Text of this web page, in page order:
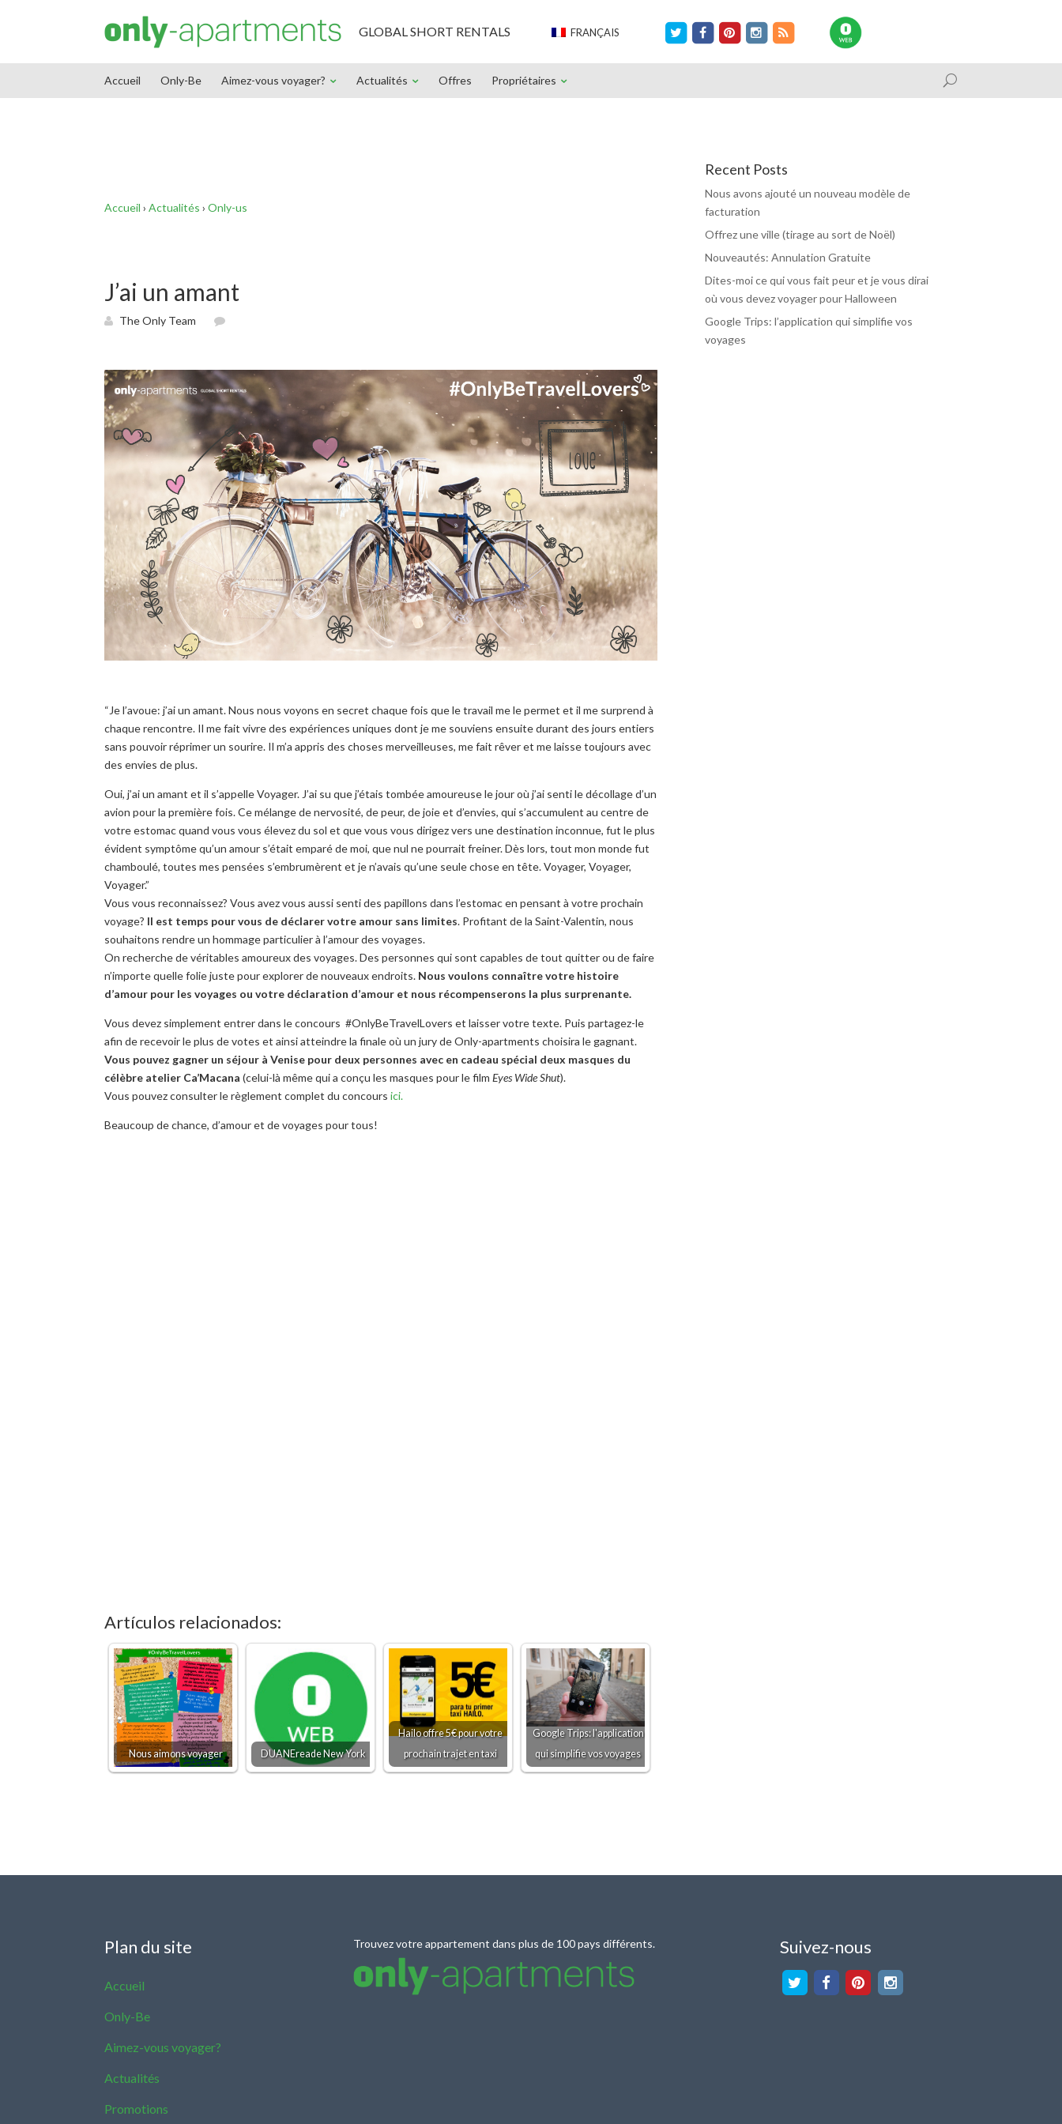
GLOBAL SHORT RENTALS FRANÇAIS
Accueil Only-Be Aimez-vous voyager? Actualités Offres Propriétaires
Accueil › Actualités › Only-us
J’ai un amant
The Only Team
“ Je l’avoue: j’ai un amant. Nous nous voyons en secret chaque fois quele travail me le permet et il me surprend à
chaque rencontre. Il me fait vivre des expériences uniques dont jeme souviens ensuite durant des jours entiers
sans pouvoirréprimer un sourire. Il m’a appris des choses merveilleuses, me fait rêveret me laissetoujours avec
des envies de plus.
Oui, j’ai un amant et il s’appelleVoyager. J’ai su que j’étais tombée amoureusele jour où j’ai sentile décollaged’un
avion pour la première fois.Cemélange denervosité, de peur, de joieet d’envies, qui s’accumulent au centrede
votreestomac quand vous vous élevezdu sol et que vous vous dirigez vers une destination inconnue, fut le plus
évident symptôme qu’un amour s’était emparé de moi, que nul ne pourrait freiner.Dès lors, tout mon monde fut
chamboulé, toutes mes pensées s’embrumèrent et jen’avais qu’une seule chose en tête.Voyager, Voyager,
Voyager.”
Vous vous reconnaissez? Vous avezvous aussi senti des papillons dans l’estomacen pensant à votreprochain
voyage? Il est temps pour vous de déclarervotre amour sans limites. Profitant de la Saint-Valentin, nous
souhaitons rendreun hommage particulier à l’amour des voyages.
On recherche de véritables amoureux des voyages. Des personnes qui sont capables detout quitterou de faire
n’importe quellefoliejuste pour explorerde nouveaux endroits. Nous voulons connaîtrevotre histoire
d’amour pour les voyages ou votre déclaration d’amour et nous récompenserons la plus surprenante.
Vous devez simplement entrer dans leconcours #OnlyBeTravelLovers et laisservotre texte. Puis partagez-le
afin derecevoirle plus de votes et ainsiatteindre la finaleoù un jury deOnly-apartments choisira le gagnant.
Vous pouvez gagner un séjour à Venise pour deux personnes avec en cadeau spécial deux masques du
célèbre atelier Ca’Macana (celui-là même quia conçu les masques pour lefilm Eyes Wide Shut).
Vous pouvez consulter le règlement complet du concours ici.
Beaucoup de chance, d’amour et de voyages pour tous!
Artículos relacionados:
Nous aimons voyager DUANEreade New York
Hailo offre 5€ pour votre
prochain trajet en taxi
Google Trips: l'application
qui simplifie vos voyages
Recent Posts
Nous avons ajouté un nouveau modèle de
facturation
Offrez une ville (tirage au sort de Noël)
Nouveautés: Annulation Gratuite
Dites-moi ce qui vous fait peur et je vous dirai
où vous devez voyager pour Halloween
Google Trips: l’application qui simplifie vos
voyages
Plan du site
Accueil
Only-Be
Aimez-vous voyager?
Actualités
Promotions
Trouvez votre appartement dans plus de 100 pays différents. Suivez-nous